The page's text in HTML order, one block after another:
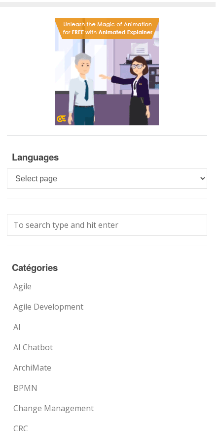
Languages
Languages
Catégories
Agile
Agile Development
AI
AI Chatbot
ArchiMate
BPMN
Change Management
CRC